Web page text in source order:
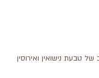
של טבעת נישואין ואירוסין